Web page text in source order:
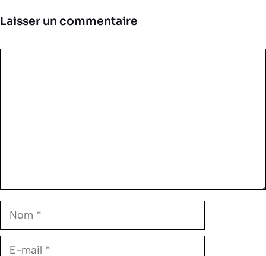
Laisser un commentaire
Nom
E-